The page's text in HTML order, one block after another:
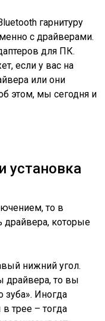
гарнитуру
с драйверами.
для ПК.
если у вас на
или они
этом, мы сегодня и
установка
то в
драйвера, которые
нижний угол.
драйвера, то вы
зуба». Иногда
трее – тогда